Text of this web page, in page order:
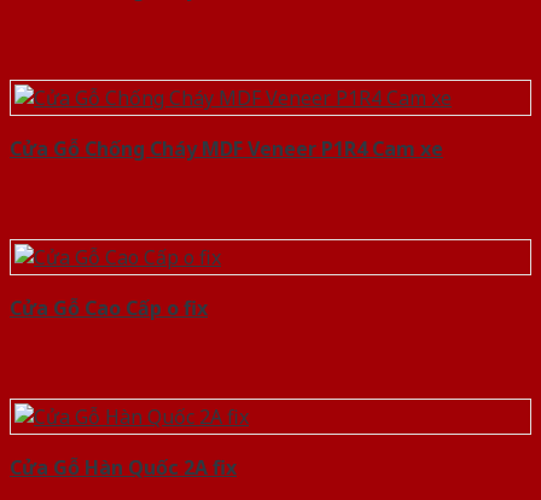
Cửa Gỗ Chống Cháy MDF Veneer P1R4 Cam xe
Cửa Gỗ Cao Cấp o fix
Cửa Gỗ Hàn Quốc 2A fix